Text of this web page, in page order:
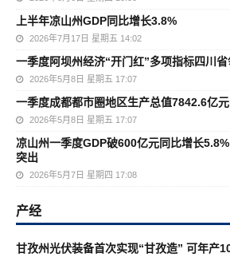
上半年凉山州GDP同比增长3.8%
2026年7月17日 星期五 14:02
一季度阿坝州经济“开门红”多项指标四川
2026年5月8日 星期五 17:07
一季度成都都市圈地区生产总值7842.6亿
2026年5月8日 星期五 17:07
凉山州一季度GDP破600亿元同比增长
突出
2026年5月7日 星期四 17:08
产经
甘孜州光伏装备首次实现“甘孜造” 可年产